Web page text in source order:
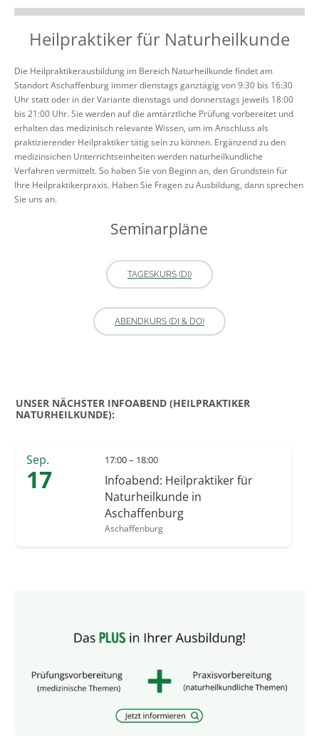
Heilpraktiker für Naturheilkunde
Die Heilpraktikerausbildung im Bereich Naturheilkunde findet am
Standort Aschaffenburg immer dienstags ganztägig von 9:30 bis 16:30
Uhr statt oder in der Variante dienstags und donnerstags jeweils 18:00
bis 21:00 Uhr. Sie werden auf die amtärztliche Prüfung vorbereitet und
erhalten das medizinisch relevante Wissen, um im Anschluss als
praktizierender Heilpraktiker tätig sein zu können. Ergänzend zu den
medizinsichen Unterrichtseinheiten werden naturheilkundliche
Verfahren vermittelt. So haben Sie von Beginn an, den Grundstein für
Ihre Heilpraktikerpraxis. Haben Sie Fragen zu Ausbildung, dann sprechen
Sie uns an.
Seminarpläne
TAGESKURS (DI)
ABENDKURS (DI & DO)
UNSER NÄCHSTER INFOABEND (HEILPRAKTIKER
NATURHEILKUNDE):
Sep.
17
17:00 – 18:00
Infoabend: Heilpraktiker für
Naturheilkunde in
Aschaffenburg
Aschaffenburg